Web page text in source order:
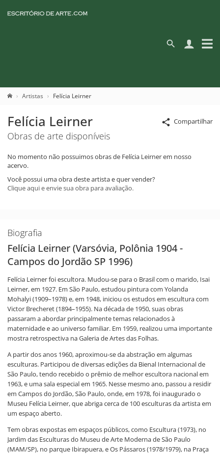
Artistas Felícia Leirner
Compartilhar
Felícia Leirner
Obras de arte disponíveis
No momento não possuimos obras de Felícia Leirner em nosso
acervo.
Você possui uma obra deste artista e quer vender?
Clique aqui e envie sua obra para avaliação.
Biografia
Felícia Leirner (Varsóvia, Polônia 1904 -
Campos do Jordão SP 1996)
Felícia Leirner foi escultora. Mudou-se para o Brasil com o marido, Isai
Leirner, em 1927. Em São Paulo, estudou pintura com Yolanda
Mohalyi (1909–1978) e, em 1948, iniciou os estudos em escultura com
Victor Brecheret (1894–1955). Na década de 1950, suas obras
passaram a abordar principalmente temas relacionados à
maternidade e ao universo familiar. Em 1959, realizou uma importante
mostra retrospectiva na Galeria de Artes das Folhas.
A partir dos anos 1960, aproximou-se da abstração em algumas
esculturas. Participou de diversas edições da Bienal Internacional de
São Paulo, tendo recebido o prêmio de melhor escultora nacional em
1963, e uma sala especial em 1965. Nesse mesmo ano, passou a residir
em Campos do Jordão, São Paulo, onde, em 1978, foi inaugurado o
Museu Felícia Leirner, que abriga cerca de 100 esculturas da artista em
um espaço aberto.
Tem obras expostas em espaços públicos, como Escultura (1973), no
Jardim das Esculturas do Museu de Arte Moderna de São Paulo
(MAM/SP), no parque Ibirapuera, e Os Pássaros (1978/1979), na Praça